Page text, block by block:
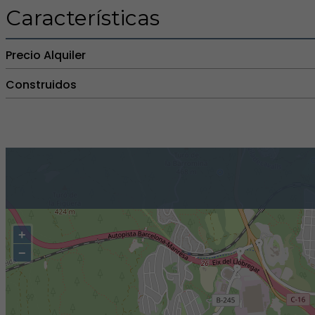
Características
Precio Alquiler
Construidos
+
−